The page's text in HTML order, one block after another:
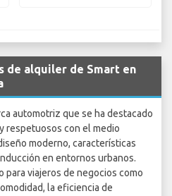
de alquiler de Smart en
automotriz que se ha destacado
respetuosos con el medio
moderno, características
en entornos urbanos.
para viajeros de negocios como
la eficiencia de